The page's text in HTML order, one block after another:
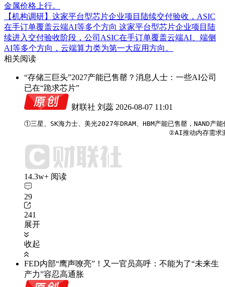
金属价格上行。
【机构调研】这家平台型芯片企业项目陆续交付验收，ASIC
在手订单覆盖云端AI等多个方向 这家平台型芯片企业项目陆
续进入交付验收阶段，公司ASIC在手订单覆盖云端AI、端侧
AI等多个方向，云端算力类为第一大应用方向。
相关阅读
“存储三巨头”2027产能已售罄？消息人士：一些AI公司
已在“跪求芯片”
财联社 刘蕊 2026-08-07 11:01
①三星、SK海力士、美光2027年DRAM、HBM产能已售罄，NAND
②AI推动内存需求激
14.3w+ 阅读
29
241
展开
收起
FED内部“鹰声嘹亮”！又一官员高呼：不能为了“未来生
产力”容忍高通胀